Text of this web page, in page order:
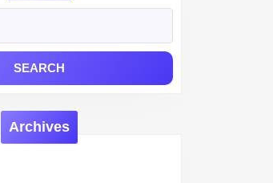
Archives